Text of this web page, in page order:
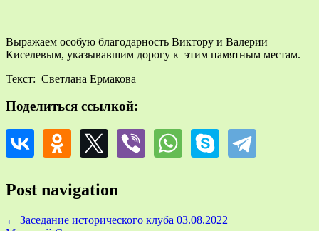
Выражаем особую благодарность Виктору и Валерии
Киселевым, указывавшим дорогу к этим памятным местам.
Текст: Светлана Ермакова
Поделиться ссылкой:
Post navigation
← Заседание исторического клуба 03.08.2022